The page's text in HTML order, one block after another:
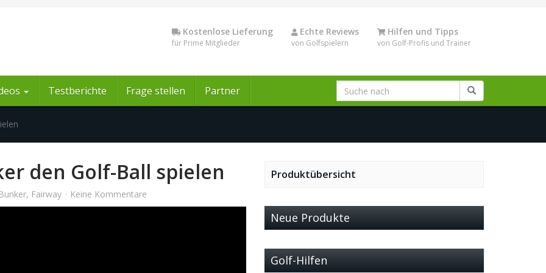
Kostenlose Lieferung
für Prime Mitglieder
Echte Reviews
von Golfspielern
Hilfen und Tipps
von Golf-Profis und Trainer
Testberichte Frage stellen Partner
den Golf-Ball spielen
Bunker, Fairway Keine Kommentare
Produktübersicht
Neue Produkte
Golf-Hilfen